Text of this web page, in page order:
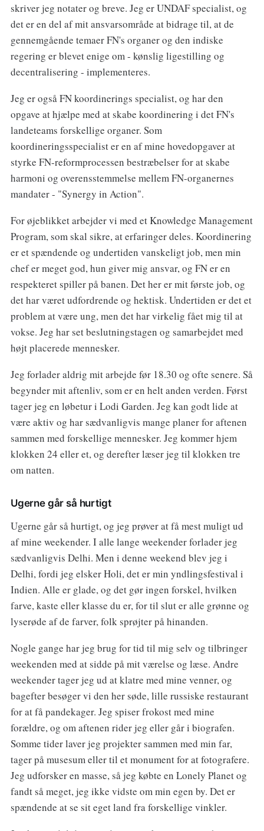
skriver jeg notater og breve. Jeg er UNDAF specialist, og
det er en del af mit ansvarsområde at bidrage til, at de
gennemgående temaer FN's organer og den indiske
regering er blevet enige om - kønslig ligestilling og
decentralisering - implementeres.
Jeg er også FN koordinerings specialist, og har den
opgave at hjælpe med at skabe koordinering i det FN's
landeteams forskellige organer. Som
koordineringsspecialist er en af mine hovedopgaver at
styrke FN-reformprocessen bestræbelser for at skabe
harmoni og overensstemmelse mellem FN-organernes
mandater - "Synergy in Action".
For øjeblikket arbejder vi med et Knowledge Management
Program, som skal sikre, at erfaringer deles. Koordinering
er et spændende og undertiden vanskeligt job, men min
chef er meget god, hun giver mig ansvar, og FN er en
respekteret spiller på banen. Det her er mit første job, og
det har været udfordrende og hektisk. Undertiden er det et
problem at være ung, men det har virkelig fået mig til at
vokse. Jeg har set beslutningstagen og samarbejdet med
højt placerede mennesker.
Jeg forlader aldrig mit arbejde før 18.30 og ofte senere. Så
begynder mit aftenliv, som er en helt anden verden. Først
tager jeg en løbetur i Lodi Garden. Jeg kan godt lide at
være aktiv og har sædvanligvis mange planer for aftenen
sammen med forskellige mennesker. Jeg kommer hjem
klokken 24 eller et, og derefter læser jeg til klokken tre
om natten.
Ugerne går så hurtigt
Ugerne går så hurtigt, og jeg prøver at få mest muligt ud
af mine weekender. I alle lange weekender forlader jeg
sædvanligvis Delhi. Men i denne weekend blev jeg i
Delhi, fordi jeg elsker Holi, det er min yndlingsfestival i
Indien. Alle er glade, og det gør ingen forskel, hvilken
farve, kaste eller klasse du er, for til slut er alle grønne og
lyserøde af de farver, folk sprøjter på hinanden.
Nogle gange har jeg brug for tid til mig selv og tilbringer
weekenden med at sidde på mit værelse og læse. Andre
weekender tager jeg ud at klatre med mine venner, og
bagefter besøger vi den her søde, lille russiske restaurant
for at få pandekager. Jeg spiser frokost med mine
forældre, og om aftenen rider jeg eller går i biografen.
Somme tider laver jeg projekter sammen med min far,
tager på musesum eller til et monument for at fotografere.
Jeg udforsker en masse, så jeg købte en Lonely Planet og
fandt så meget, jeg ikke vidste om min egen by. Det er
spændende at se sit eget land fra forskellige vinkler.